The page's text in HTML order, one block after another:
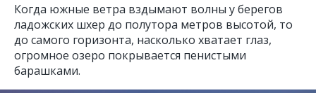
Когда южные ветра вздымают волны у берегов
ладожских шхер до полутора метров высотой, то
до самого горизонта, насколько хватает глаз,
огромное озеро покрывается пенистыми
барашками.